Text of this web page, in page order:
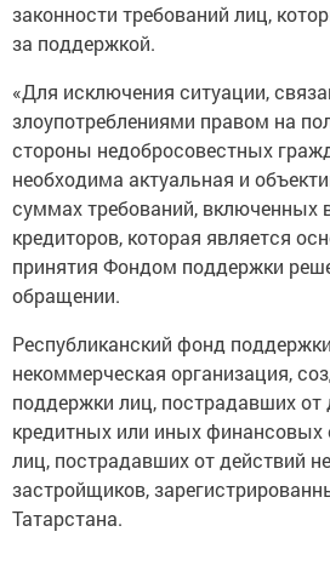
законности требований лиц,
за поддержкой.
«Для исключения ситуации,
злоупотреблениями правом на
стороны недобросовестных
необходима актуальная и
суммах требований, включенных
кредиторов, которая является
принятия Фондом поддержки
обращении.
Республиканский фонд
некоммерческая организация,
поддержки лиц, пострадавших от
кредитных или иных финансовых
лиц, пострадавших от действий
застройщиков,
Татарстана.